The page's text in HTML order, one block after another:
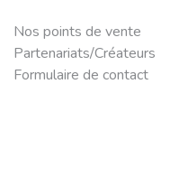
Nos points de vente
Partenariats/Créateurs
Formulaire de contact